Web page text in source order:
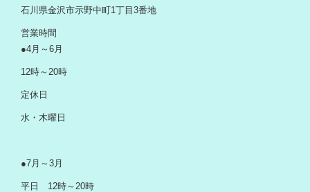
石川県金沢市示野中町1丁目3番地
営業時間
●4月～6月
12時～20時
定休日
水・木曜日
●7月～3月
平日 12時～20時